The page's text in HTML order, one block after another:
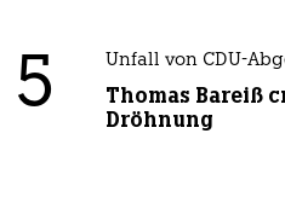
5 Unfall von CDU-
Thomas Bareiß
Dröhnung